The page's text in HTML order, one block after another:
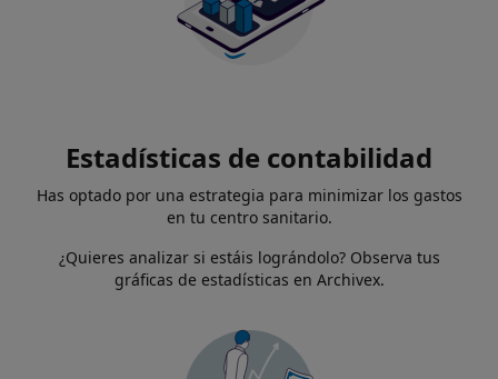
Estadísticas de contabilidad
Has optado por una estrategia para minimizar los gastos
en tu centro sanitario.
¿Quieres analizar si estáis lográndolo? Observa tus
gráficas de estadísticas en Archivex.